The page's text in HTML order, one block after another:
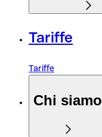
Tariffe
Tariffe
Chi siamo